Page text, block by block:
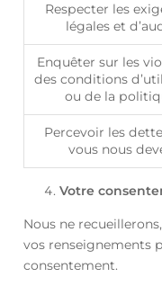
Respecter les
légales et
Enquêter sur les
des conditions
ou de la
Percevoir les
vous nous
Votre
Nous ne
vos renseignements
consentement.